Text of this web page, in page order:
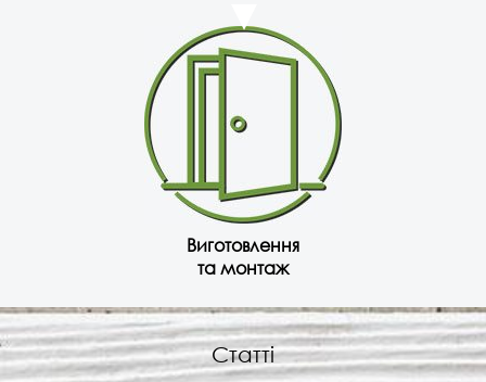
Виготовлення
та монтаж
Статті